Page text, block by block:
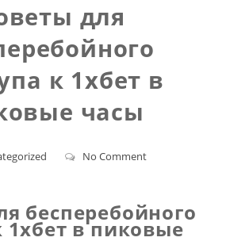
для
к 1хбет в
часы
No Comment
бесперебойного
1хбет в пиковые